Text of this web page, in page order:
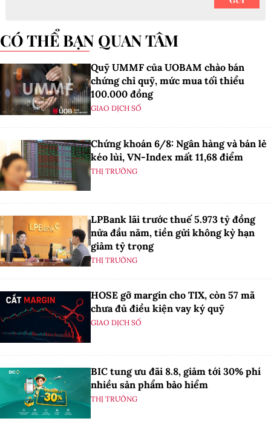
CÓ THỂ BẠN QUAN TÂM
Quỹ UMMF của UOBAM chào bán
chứng chỉ quỹ, mức mua tối thiểu
100.000 đồng
GIAO DỊCH SỐ
Chứng khoán 6/8: Ngân hàng và bán lẻ
kéo lùi, VN-Index mất 11,68 điểm
THỊ TRƯỜNG
LPBank lãi trước thuế 5.973 tỷ đồng
nửa đầu năm, tiền gửi không kỳ hạn
giảm tỷ trọng
THỊ TRƯỜNG
HOSE gỡ margin cho TIX, còn 57 mã
chưa đủ điều kiện vay ký quỹ
GIAO DỊCH SỐ
BIC tung ưu đãi 8.8, giảm tới 30% phí
nhiều sản phẩm bảo hiểm
THỊ TRƯỜNG